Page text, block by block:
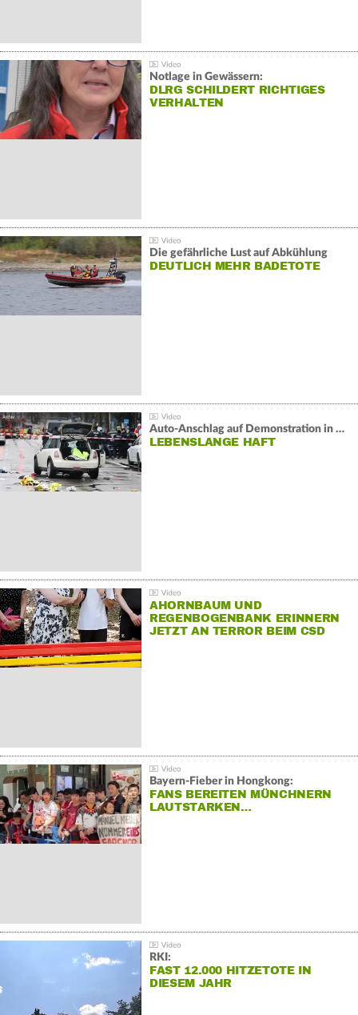
Notlage in Gewässern:
DLRG SCHILDERT RICHTIGES
VERHALTEN
Die gefährliche Lust auf Abkühlung
DEUTLICH MEHR BADETOTE
Auto-Anschlag auf Demonstration in München:
LEBENSLANGE HAFT
AHORNBAUM UND
REGENBOGENBANK ERINNERN
JETZT AN TERROR BEIM CSD
Bayern-Fieber in Hongkong:
FANS BEREITEN MÜNCHNERN
LAUTSTARKEN…
RKI:
FAST 12.000 HITZETOTE IN
DIESEM JAHR